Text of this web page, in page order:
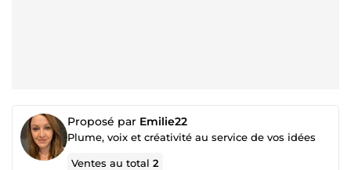
Proposé par Emilie22
Plume, voix et créativité au service de vos idées
Ventes au total2